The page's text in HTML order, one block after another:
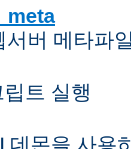
서버 메타파
트 실행
데몬을 사용